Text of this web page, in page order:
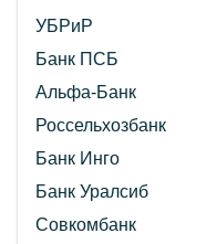
УБРиР
Банк ПСБ
Альфа-Банк
Россельхозбанк
Банк Инго
Банк Уралсиб
Совкомбанк